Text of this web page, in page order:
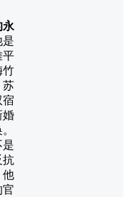
永
是
平
竹
苏
宿
婚
是
抗
他
官